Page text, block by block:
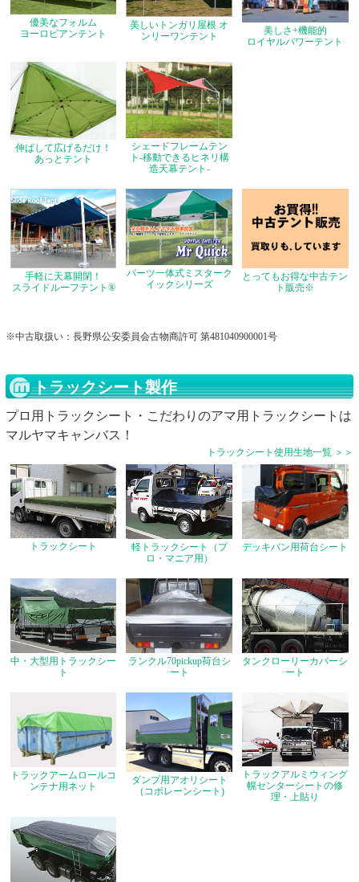
優美なフォルム
ヨーロピアンテント
美しいトンガリ屋根 オ
ンリーワンテント
美しさ+機能的
ロイヤルパワーテント
伸ばして広げるだけ！
あっとテント
シェードフレームテン
ト-移動できるヒネリ構
造天幕テント-
手軽に天幕開閉！
スライドルーフテント®
パーツ一体式ミスターク
イックシリーズ
とってもお得な中古テン
ト販売※
※中古取扱い：長野県公安委員会古物商許可 第481040900001号
トラックシート製作
プロ用トラックシート・こだわりのアマ用トラックシートは
マルヤマキャンバス！
トラックシート使用生地一覧 ＞＞
トラックシート
軽トラックシート（プ
ロ・マニア用）
デッキバン用荷台シート
中・大型用トラックシー
ト
ランクル70pickup荷台シ
ート
タンクローリーカバーシ
ート
トラックアームロールコ
ンテナ用ネット
ダンプ用アオリシート
（コボレーンシート)
トラックアルミウィング
幌センターシートの修
理・上貼り